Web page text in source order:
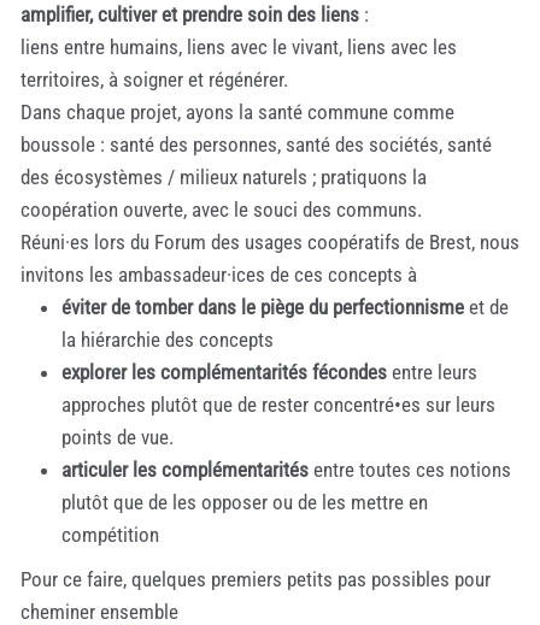
amplifier, cultiver et prendre soin des liens :
liens entre humains, liens avec le vivant, liens avec les
territoires, à soigner et régénérer.
Dans chaque projet, ayons la santé commune comme
boussole : santé des personnes, santé des sociétés, santé
des écosystèmes / milieux naturels ; pratiquons la
coopération ouverte, avec le souci des communs.
Réuni·es lors du Forum des usages coopératifs de Brest, nous
invitons les ambassadeur·ices de ces concepts à
éviter de tomber dans le piège du perfectionnisme et de
la hiérarchie des concepts
explorer les complémentarités fécondes entre leurs
approches plutôt que de rester concentré•es sur leurs
points de vue.
articuler les complémentarités entre toutes ces notions
plutôt que de les opposer ou de les mettre en
compétition
Pour ce faire, quelques premiers petits pas possibles pour
cheminer ensemble